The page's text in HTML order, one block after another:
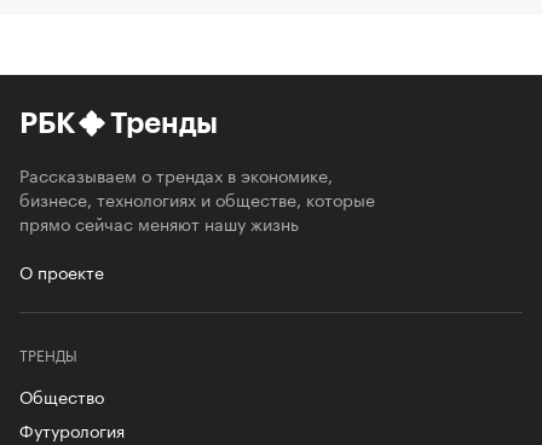
РБК Тренды
Рассказываем о трендах в экономике,
бизнесе, технологиях и обществе, которые
прямо сейчас меняют нашу жизнь
О проекте
ТРЕНДЫ
Общество
Футурология